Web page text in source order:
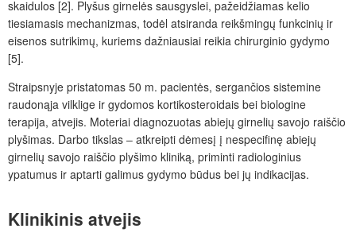
skaidulos [2]. Plyšus girnelės sausgyslei, pažeidžiamas kelio
tiesiamasis mechanizmas, todėl atsiranda reikšmingų funkcinių ir
eisenos sutrikimų, kuriems dažniausiai reikia chirurginio gydymo
[5].
Straipsnyje pristatomas 50 m. pacientės, sergančios sistemine
raudonąja vilklige ir gydomos kortikosteroidais bei biologine
terapija, atvejis. Moteriai diagnozuotas abiejų girnelių savojo raiščio
plyšimas. Darbo tikslas ‒ atkreipti dėmesį į nespecifinę abiejų
girnelių savojo raiščio plyšimo kliniką, priminti radiologinius
ypatumus ir aptarti galimus gydymo būdus bei jų indikacijas.
Klinikinis atvejis